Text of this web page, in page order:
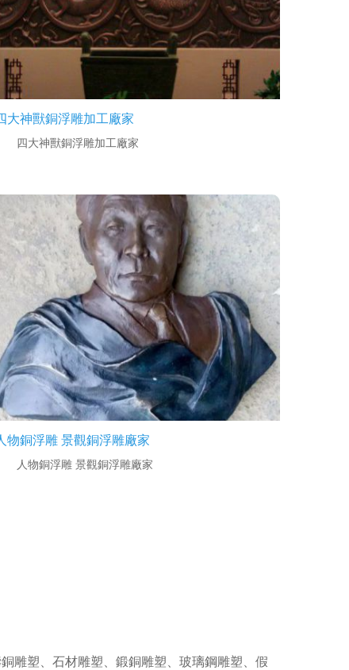
大神獸銅浮雕加工廠家
四大神獸銅浮雕加工廠家
物銅浮雕 景觀銅浮雕廠家
人物銅浮雕 景觀銅浮雕廠家
雕塑、石材雕塑、鍛銅雕塑、玻璃鋼雕塑、假